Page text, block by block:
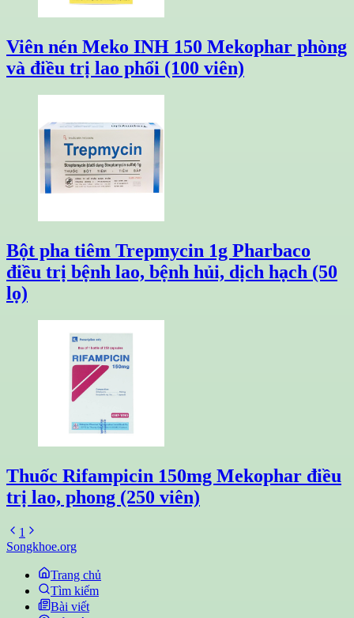
Viên nén Meko INH 150 Mekophar phòng
và điều trị lao phổi (100 viên)
Bột pha tiêm Trepmycin 1g Pharbaco
điều trị bệnh lao, bệnh hủi, dịch hạch (50
lọ)
Thuốc Rifampicin 150mg Mekophar điều
trị lao, phong (250 viên)
1
Songkhoe.org
Trang chủ
Tìm kiếm
Bài viết